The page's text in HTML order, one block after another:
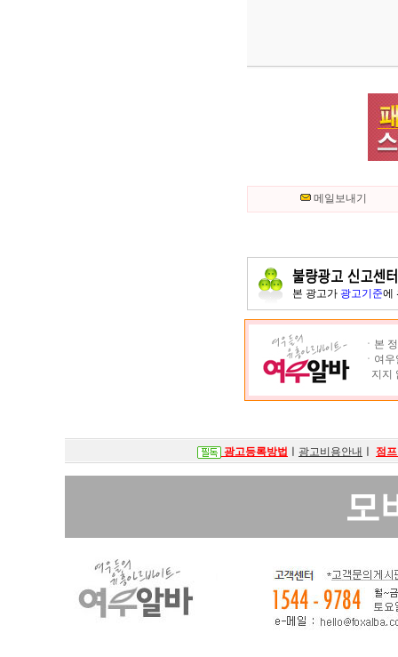
메일보내기
본 광고가 광고기준에
ㆍ본
ㆍ여
지지
광고등록방법 광고비용안내 점
모